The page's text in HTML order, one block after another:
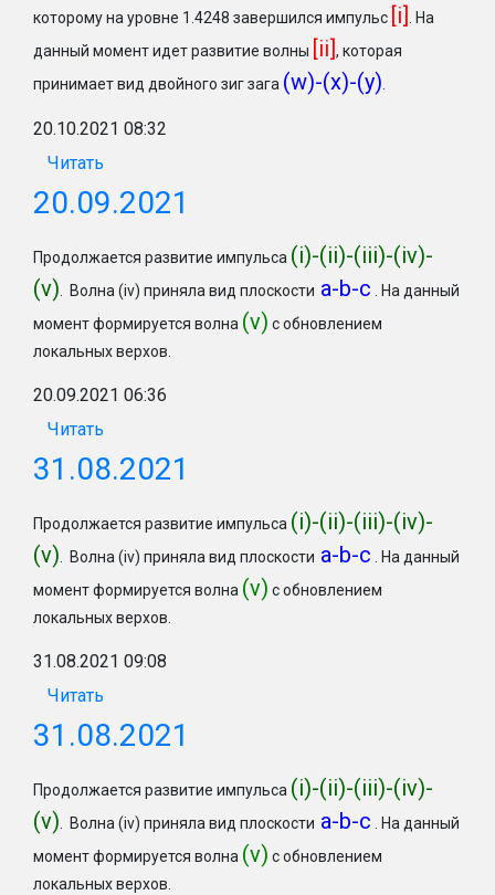
которому на уровне 1.4248 завершился импульс [i]. На
данный момент идет развитие волны [ii], которая
принимает вид двойного зиг зага (w)-(x)-(y).
20.10.2021 08:32
Читать
20.09.2021
Продолжается развитие импульса (i)-(ii)-(iii)-(iv)-
(v). Волна (iv) приняла вид плоскости a-b-c . На данный
момент формируется волна (v) с обновлением
локальных верхов.
20.09.2021 06:36
Читать
31.08.2021
Продолжается развитие импульса (i)-(ii)-(iii)-(iv)-
(v). Волна (iv) приняла вид плоскости a-b-c . На данный
момент формируется волна (v) с обновлением
локальных верхов.
31.08.2021 09:08
Читать
31.08.2021
Продолжается развитие импульса (i)-(ii)-(iii)-(iv)-
(v). Волна (iv) приняла вид плоскости a-b-c . На данный
момент формируется волна (v) с обновлением
локальных верхов.